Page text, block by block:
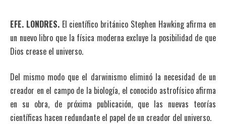
EFE. LONDRES.El científico británico Stephen Hawking afirma en
un nuevo libro que la física moderna excluye la posibilidad de que
Dios crease el universo.
Del mismo modo que el darwinismo eliminó la necesidad de un
creador en el campo de la biología, el conocido astrofísico afirma
en su obra, de próxima publicación, que las nuevas teorías
científicas hacen redundante el papel de un creador del universo.